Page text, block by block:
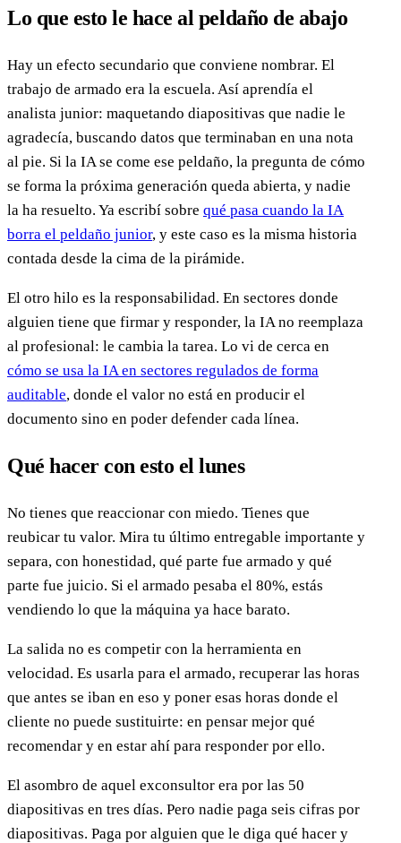
Lo que esto le hace al peldaño de abajo
Hay un efecto secundario que conviene nombrar. El
trabajo de armado era la escuela. Así aprendía el
analista junior: maquetando diapositivas que nadie le
agradecía, buscando datos que terminaban en una nota
al pie. Si la IA se come ese peldaño, la pregunta de cómo
se forma la próxima generación queda abierta, y nadie
la ha resuelto. Ya escribí sobre qué pasa cuando la IA
borra el peldaño junior, y este caso es la misma historia
contada desde la cima de la pirámide.
El otro hilo es la responsabilidad. En sectores donde
alguien tiene que firmar y responder, la IA no reemplaza
al profesional: le cambia la tarea. Lo vi de cerca en
cómo se usa la IA en sectores regulados de forma
auditable, donde el valor no está en producir el
documento sino en poder defender cada línea.
Qué hacer con esto el lunes
No tienes que reaccionar con miedo. Tienes que
reubicar tu valor. Mira tu último entregable importante y
separa, con honestidad, qué parte fue armado y qué
parte fue juicio. Si el armado pesaba el 80%, estás
vendiendo lo que la máquina ya hace barato.
La salida no es competir con la herramienta en
velocidad. Es usarla para el armado, recuperar las horas
que antes se iban en eso y poner esas horas donde el
cliente no puede sustituirte: en pensar mejor qué
recomendar y en estar ahí para responder por ello.
El asombro de aquel exconsultor era por las 50
diapositivas en tres días. Pero nadie paga seis cifras por
diapositivas. Paga por alguien que le diga qué hacer y